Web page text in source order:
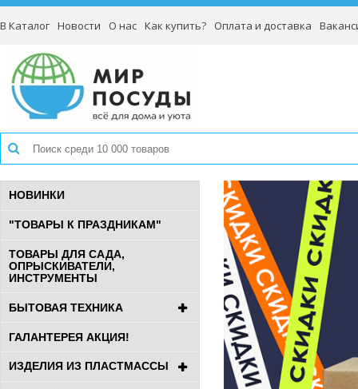
В Каталог Новости О нас Как купить? Оплата и доставка
НОВИНКИ
"ТОВАРЫ К ПРАЗДНИКАМ"
ТОВАРЫ ДЛЯ САДА,
ОПРЫСКИВАТЕЛИ,
ИНСТРУМЕНТЫ
БЫТОВАЯ ТЕХНИКА
ГАЛАНТЕРЕЯ АКЦИЯ!
ИЗДЕЛИЯ ИЗ ПЛАСТМАССЫ